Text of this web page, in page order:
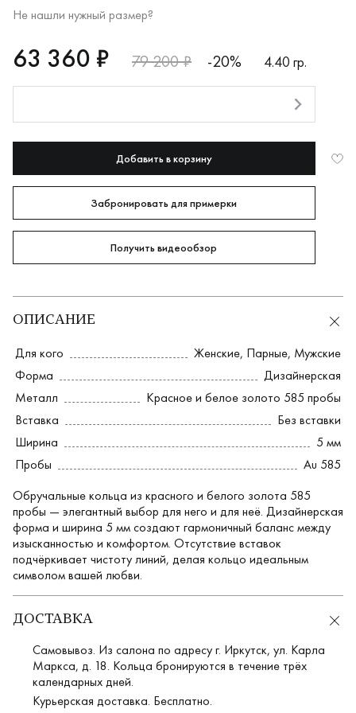
Не нашли нужный размер?
RUB
63360
63 360 ₽ 79 200 ₽ -20%
4.40 гр.
Добавить в корзину
Забронировать для примерки
Получить видеообзор
ОПИСАНИЕ
Для кого Женские, Парные, Мужские
Форма
Дизайнерская
Металл
Красное и белое золото 585 пробы
Вставка
Без вставки
Ширина
5 мм
Пробы
Au 585
Обручальные кольца из красного и белого золота 585
пробы — элегантный выбор для него и для неё. Дизайнерская
форма и ширина 5 мм создают гармоничный баланс между
изысканностью и комфортом. Отсутствие вставок
подчёркивает чистоту линий, делая кольцо идеальным
символом вашей любви.
ДОСТАВКА
Самовывоз. Из салона по адресу г. Иркутск, ул. Карла
Маркса, д. 18. Кольца бронируются в течение трёх
календарных дней.
Курьерская доставка. Бесплатно.